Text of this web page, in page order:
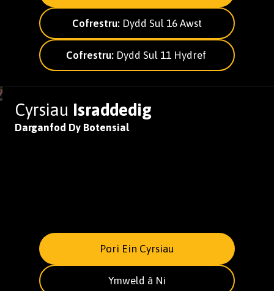
Cofrestru: Dydd Sul 16 Awst
Cofrestru:Dydd Sul 11 Hydref
Cyrsiau Israddedig
Darganfod Dy Botensial
Pori Ein Cyrsiau
Ymweld â Ni